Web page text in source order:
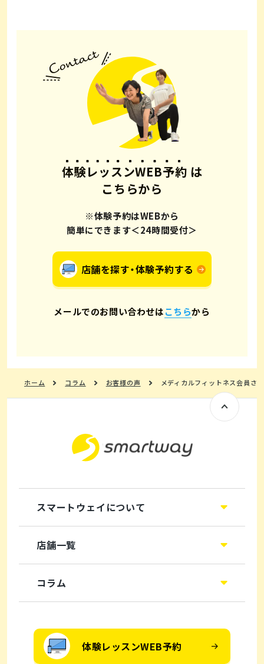
体験レッスンWEB予約 は
こちらから
※体験予約はWEBから
簡単にできます＜24時間受付＞
店舗を探す・体験予約する
メールでのお問い合わせはこちらから
ホーム コラム お客様の声 メディカルフィットネス会員さ
スマートウェイについて
店舗一覧
コラム
体験レッスンWEB予約